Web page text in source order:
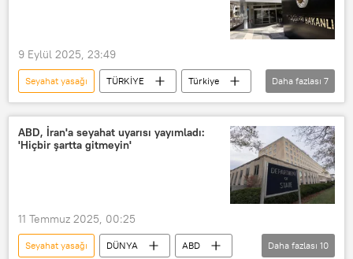
9 Eylül 2025, 23:49
Seyahat yasağı TÜRKİYE
Türkiye
Nepal
Seyahat
Yurtdışı seyahat
seyahat acentesi
Seyahat kısıtlaması
Daha fazlası 7
ABD, İran'a seyahat uyarısı yayımladı:
'Hiçbir şartta gitmeyin'
11 Temmuz 2025, 00:25
Seyahat yasağı DÜNYA
ABD
Daha fazlası 10